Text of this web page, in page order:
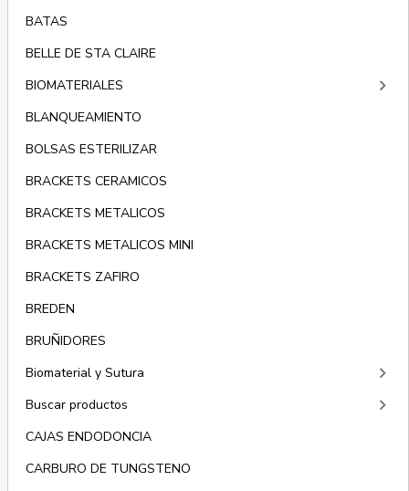
BATAS
BELLE DE STA CLAIRE
BIOMATERIALES
keyboard_arrow_right
BLANQUEAMIENTO
BOLSAS ESTERILIZAR
BRACKETS CERAMICOS
BRACKETS METALICOS
BRACKETS METALICOS MINI
BRACKETS ZAFIRO
BREDEN
BRUÑIDORES
Biomaterial y Sutura
keyboard_arrow_right
Buscar productos keyboard_arrow_right
CAJAS ENDODONCIA
CARBURO DE TUNGSTENO